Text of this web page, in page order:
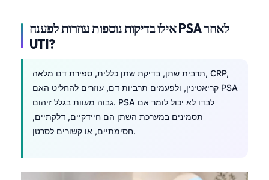
אילו בדיקות נוספות עוזרות לפענח PSA לאחר
UTI?
תרבית שתן, בדיקת שתן כללית, ספירת דם מלאה, CRP,
קריאטינין, ולפעמים תרביות דם, עוזרים להחליט האם PSA
גבוה מעוות בגלל זיהום. PSA לבדו לא יכול לומר אם
תסמינים במערכת השתן הם חיידקיים, דלקתיים,
חסימתיים, או קשורים לסרטן.
ဗမာစာ
ភាសាខ្មែរ
Kiswahili
Українська
O‘zbekcha